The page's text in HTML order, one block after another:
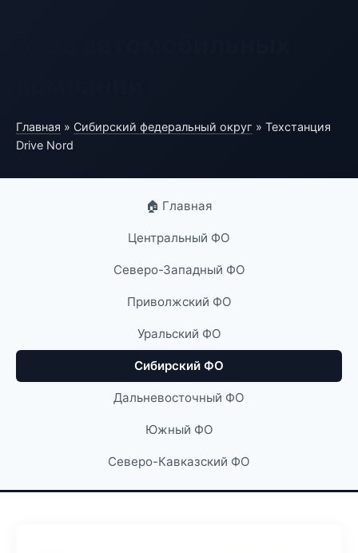
Главная » Сибирский федеральный округ » Техстанция
Drive Nord
🏠 Главная
Центральный ФО
Северо-Западный ФО
Приволжский ФО
Уральский ФО
Сибирский ФО
Дальневосточный ФО
Южный ФО
Северо-Кавказский ФО